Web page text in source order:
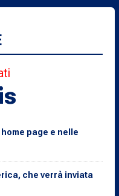
page e nelle
che verrà inviata